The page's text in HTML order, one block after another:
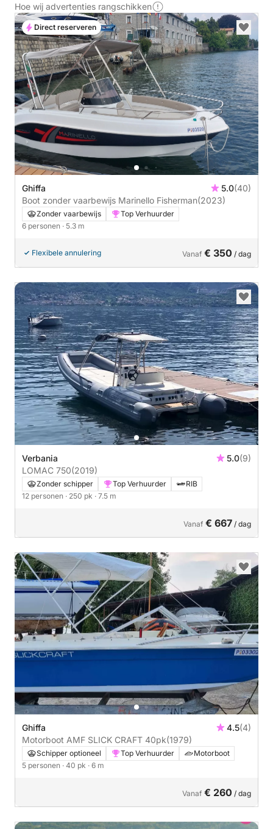
Hoe wij advertenties rangschikken
Ghiffa 5.0(40)
Boot zonder vaarbewijs Marinello Fisherman(2023)
Zonder vaarbewijs
Top Verhuurder
6 personen · 5.3 m
Flexibele annulering Vanaf € 350 / dag
Direct reserveren
Verbania 5.0(9)
LOMAC 750(2019)
Zonder schipper Top Verhuurder
RIB
12 personen · 250 pk · 7.5 m
Vanaf € 667 / dag
Ghiffa 4.5(4)
Motorboot AMF SLICK CRAFT 40pk(1979)
Schipper optioneel Top Verhuurder
Motorboot
5 personen · 40 pk · 6 m
Vanaf € 260 / dag